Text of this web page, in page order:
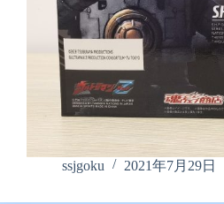
ssjgoku 2021年7月29日